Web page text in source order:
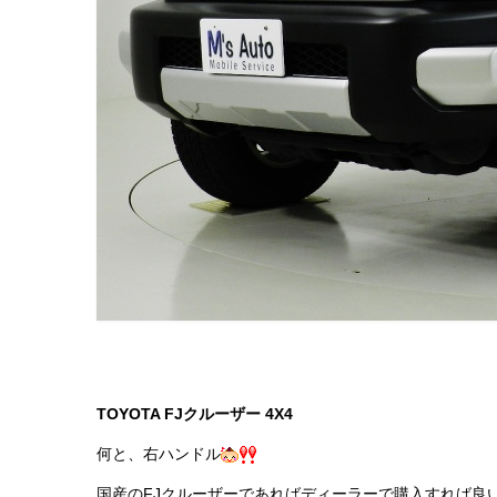
TOYOTA FJクルーザー 4X4
何と、右ハンドル